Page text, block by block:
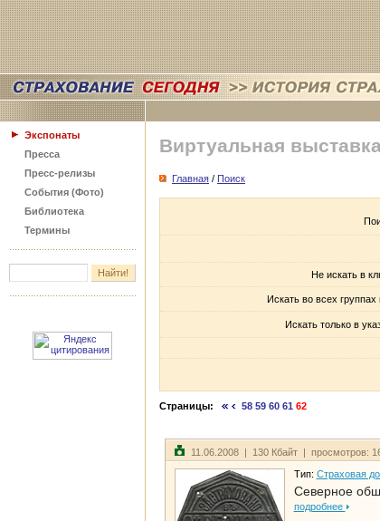
Экспонаты
Пресса
Пресс-релизы
События (Фото)
Библиотека
Термины
Виртуальная
Главная / Поиск
Не искать в
Искать во всех
Искать только в
Страницы: 58 59 60 61 62
11.06.2008 | 130 Кбайт | просмотров:
Тип: Страховая
Северное
подробнее